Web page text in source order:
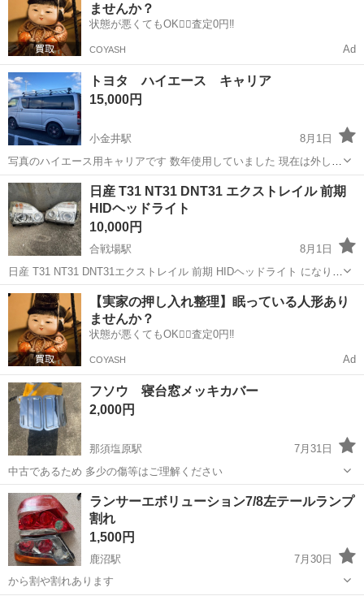
ませんか？
状態が悪くてもOK🙆‍♀️査定0円‼️
COYASH Ad
トヨタ ハイエース キャリア
15,000円
小金井駅
8月1日
写真のハイエース用キャリアです 数年使用していました 現在は外して
保管しています
栃木 下野市 小金井駅 外装、車外用品 キャリー
日産 T31 NT31 DNT31 エクストレイル 前期
HIDヘッドライト
10,000円
合戦場駅
8月1日
日産 T31 NT31 DNT31エクストレイル 前期 HIDヘッドライト になりま
す。 黄ばみ、劣化、錆び等ありますがレンズ、取り付け面は割れ等は
ありません。 車検も問題なく通っていました。 バラスト、バーナーは
付属しま...
栃木 栃木市 合戦場駅 外装、車外用品
【実家の押し入れ整理】眠っている人形あり
ませんか？
状態が悪くてもOK🙆‍♀️査定0円‼️
COYASH Ad
フソウ 寝台窓メッキカバー
2,000円
那須塩原駅
7月31日
中古であるため 多少の傷等はご理解ください
栃木 大田原市 那須塩原駅 外装、車外用品
ランサーエボリューション7/8左テールランプ
割れ
1,500円
鹿沼駅
7月30日
から割や割れあります